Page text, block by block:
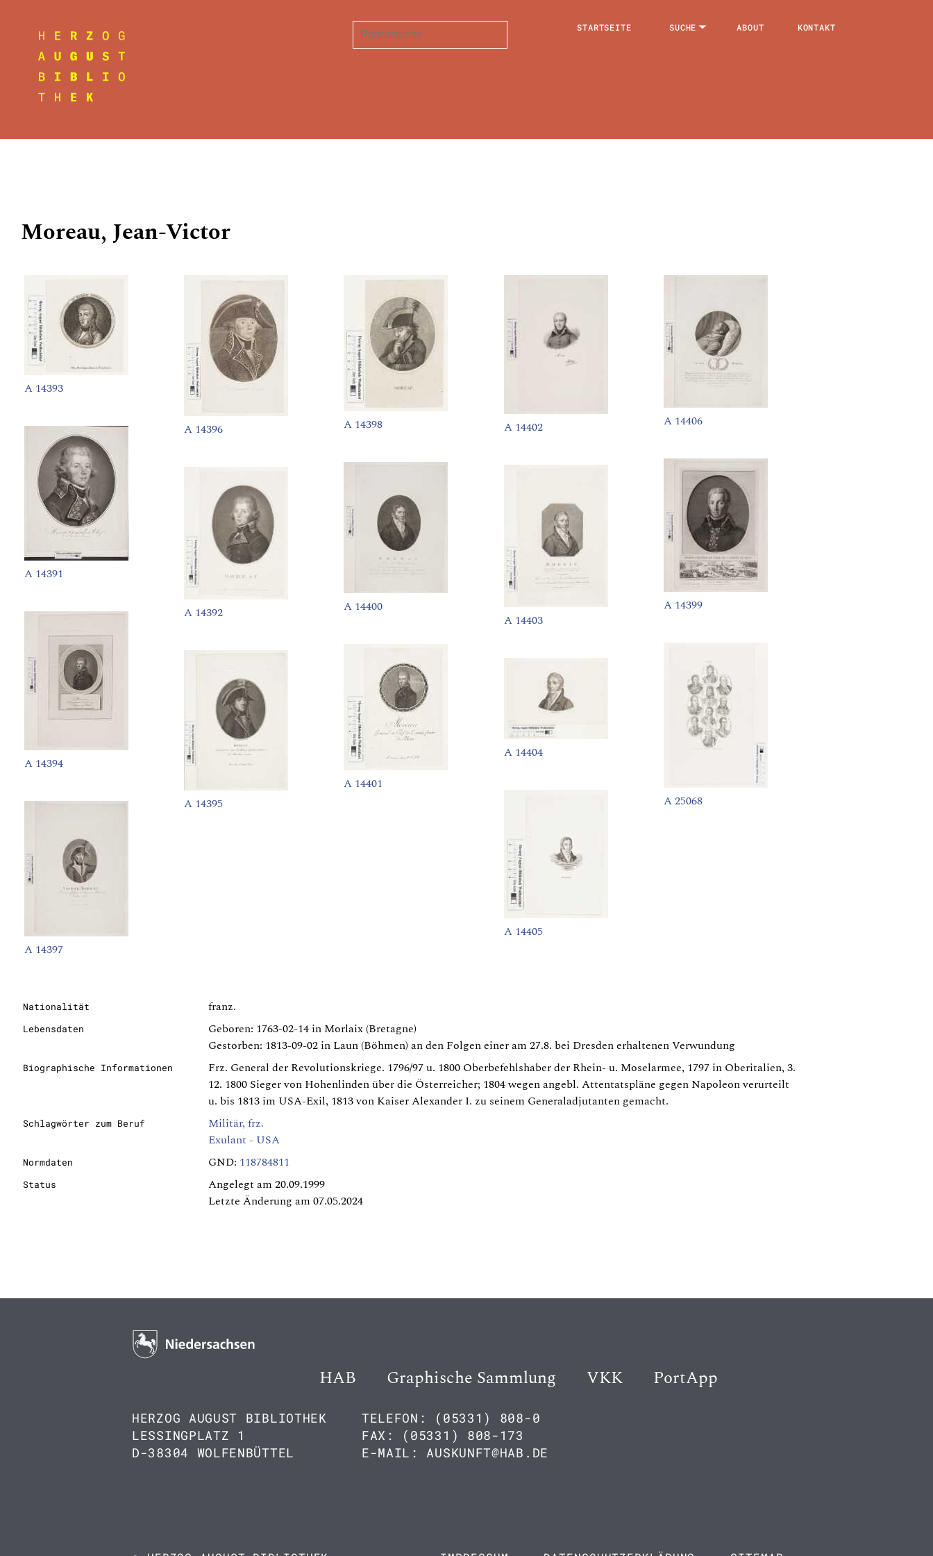
STARTSEITE SUCHE ABOUT KONTAKT
Moreau, Jean-Victor
A 14393
A 14391
A 14394
A 14397
A 14396
A 14392
A 14395
A 14398
A 14400
A 14401
A 14402
A 14403
A 14404
A 14405
A 14406
A 14399
A 25068
Nationalität franz.
Lebensdaten
Geboren: 1763-02-14 in Morlaix (Bretagne)
Gestorben: 1813-09-02 in Laun (Böhmen) an den Folgen einer am 27.8. bei Dresden erhaltenen Verwundung
Biographische Informationen
Frz. General der Revolutionskriege. 1796/97 u. 1800 Oberbefehlshaber der Rhein- u. Moselarmee, 1797 in Oberitalien, 3.
12. 1800 Sieger von Hohenlinden über die Österreicher; 1804 wegen angebl. Attentatspläne gegen Napoleon verurteilt
u. bis 1813 im USA-Exil, 1813 von Kaiser Alexander I. zu seinem Generaladjutanten gemacht.
Schlagwörter zum Beruf
Militär, frz.
Exulant - USA
Normdaten GND: 118784811
Status
Angelegt am 20.09.1999
Letzte Änderung am 07.05.2024
HAB Graphische Sammlung VKK PortApp
HERZOG AUGUST BIBLIOTHEK
LESSINGPLATZ 1
D-38304 WOLFENBÜTTEL
TELEFON: (05331) 808-0
FAX: (05331) 808-173
E-MAIL: AUSKUNFT@HAB.DE